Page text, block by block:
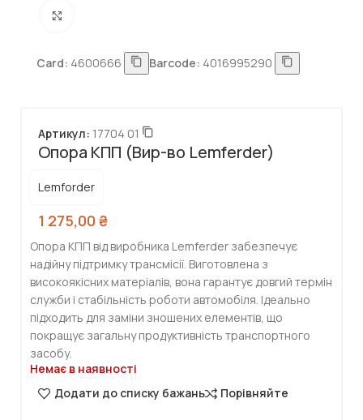
Card: 4600666 Barcode: 4016995290
Опора КПП (Вир-во Lemferder)
Артикул: 17704 01
Lemforder
1 275,00 ₴
Опора КПП від виробника Lemferder забезпечує
надійну підтримку трансмісії. Виготовлена з
високоякісних матеріалів, вона гарантує довгий термін
служби і стабільність роботи автомобіля. Ідеально
підходить для заміни зношених елементів, що
покращує загальну продуктивність транспортного
засобу.
Немає в наявності
Додати до списку бажань
Порівняйте